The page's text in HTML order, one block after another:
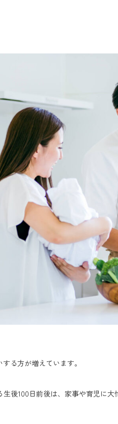
る方が増えています。
後100日前後は、家事や育児に